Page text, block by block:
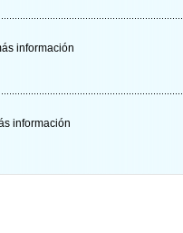
información
información